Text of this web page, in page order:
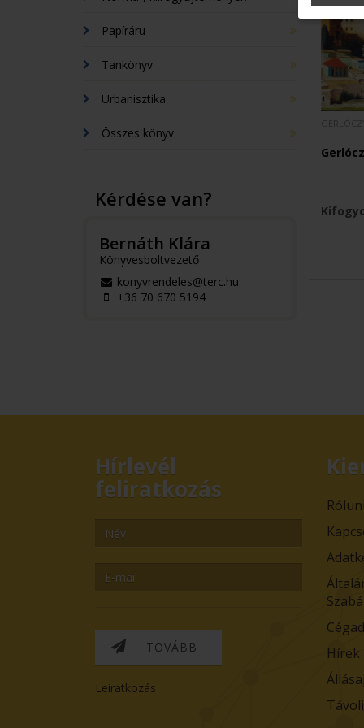
Papíráru
Tankönyv
Urbanisztika
Összes könyv
Kérdése van?
Bernáth Klára
Könyvesboltvezető
konyvrendeles@terc.hu
+36 70 670 5194
Hírlevél
feliratkozás
TOVÁBB
Leiratkozás
Hírek